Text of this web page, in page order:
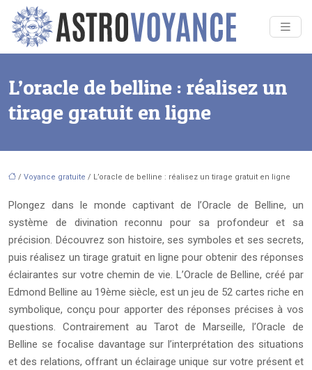
L’oracle de belline : réalisez un
tirage gratuit en ligne
/ Voyance gratuite / L’oracle de belline : réalisez un tirage gratuit en ligne
Plongez dans le monde captivant de l’Oracle de Belline, un
système de divination reconnu pour sa profondeur et sa
précision. Découvrez son histoire, ses symboles et ses secrets,
puis réalisez un tirage gratuit en ligne pour obtenir des réponses
éclairantes sur votre chemin de vie. L’Oracle de Belline, créé par
Edmond Belline au 19ème siècle, est un jeu de 52 cartes riche en
symbolique, conçu pour apporter des réponses précises à vos
questions. Contrairement au Tarot de Marseille, l’Oracle de
Belline se focalise davantage sur l’interprétation des situations
et des relations, offrant un éclairage unique sur votre présent et